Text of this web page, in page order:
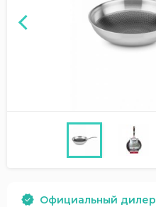
Официальный дилер